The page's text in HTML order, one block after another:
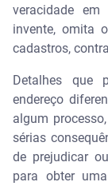
veracidade
invente, omita
cadastros,
Detalhes que
endereço
algum
sérias
de prejudicar
para obter